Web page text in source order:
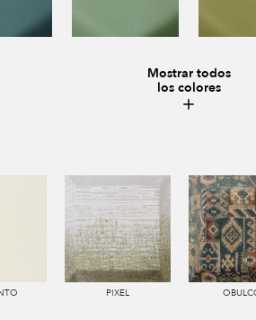
Mostrar todos
los colores
PIXEL